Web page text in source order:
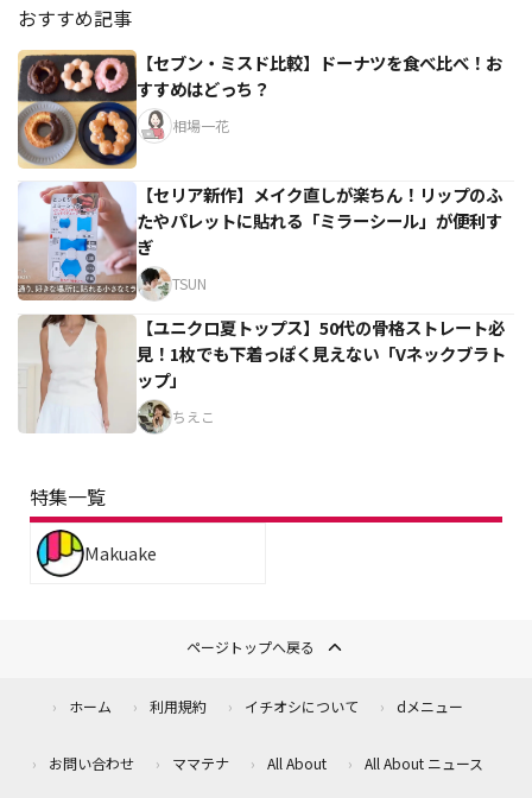
おすすめ記事
【セブン・ミスド比較】ドーナツを食べ比べ！お
すすめはどっち？
相場一花
【セリア新作】メイク直しが楽ちん！リップのふ
たやパレットに貼れる「ミラーシール」が便利す
ぎ
TSUN
【ユニクロ夏トップス】50代の骨格ストレート必
見！1枚でも下着っぽく見えない「Vネックブラト
ップ」
ちえこ
特集一覧
Makuake
ページトップへ戻る
ホーム 利用規約 イチオシについて dメニュー
お問い合わせ ママテナ All About All About ニュース